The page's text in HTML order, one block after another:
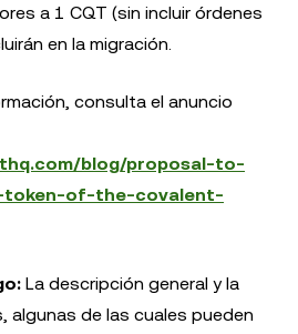
a 1 CQT (sin incluir órdenes
en la migración.
consulta el anuncio
blog/proposal-to-
of-the-covalent-
La descripción general y la
algunas de las cuales pueden